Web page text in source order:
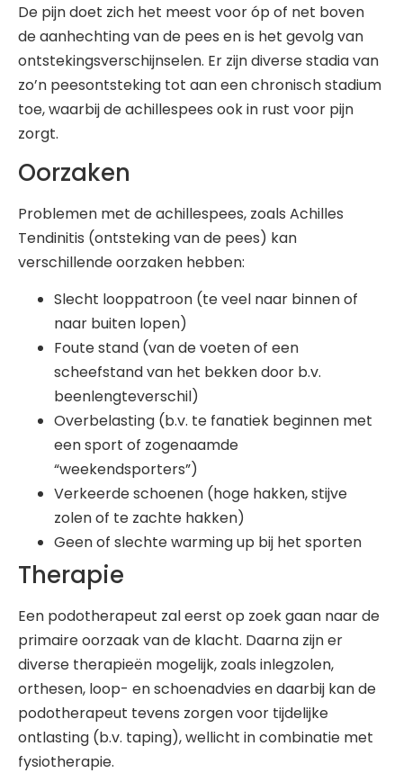
De pijn doet zich het meest voor óp of net boven
de aanhechting van de pees en is het gevolg van
ontstekingsverschijnselen. Er zijn diverse stadia van
zo’n peesontsteking tot aan een chronisch stadium
toe, waarbij de achillespees ook in rust voor pijn
zorgt.
Oorzaken
Problemen met de achillespees, zoals Achilles
Tendinitis (ontsteking van de pees) kan
verschillende oorzaken hebben:
Slecht looppatroon (te veel naar binnen of
naar buiten lopen)
Foute stand (van de voeten of een
scheefstand van het bekken door b.v.
beenlengteverschil)
Overbelasting (b.v. te fanatiek beginnen met
een sport of zogenaamde
“weekendsporters”)
Verkeerde schoenen (hoge hakken, stijve
zolen of te zachte hakken)
Geen of slechte warming up bij het sporten
Therapie
Een podotherapeut zal eerst op zoek gaan naar de
primaire oorzaak van de klacht. Daarna zijn er
diverse therapieën mogelijk, zoals inlegzolen,
orthesen, loop- en schoenadvies en daarbij kan de
podotherapeut tevens zorgen voor tijdelijke
ontlasting (b.v. taping), wellicht in combinatie met
fysiotherapie.